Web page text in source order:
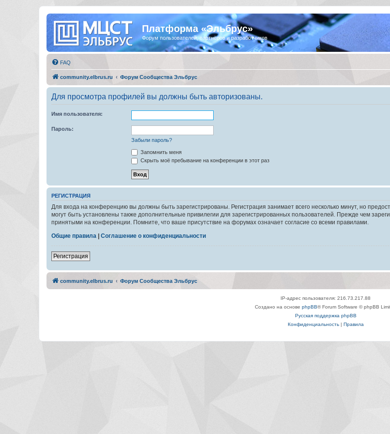
Платформа «Эльбрус»
Форум пользователей, партнёров и разработчиков
FAQ
community.elbrus.ru Форум Сообщества Эльбрус
Для просмотра профилей вы должны быть авторизованы.
Имя пользователя:
Пароль:
Забыли пароль?
Запомнить меня
Скрыть моё пребывание на конференции в этот раз
РЕГИСТРАЦИЯ
Для входа на конференцию вы должны быть зарегистрированы. Регистрация занимает всего несколько минут, но
могут быть установлены также дополнительные привилегии для зарегистрированных пользователей. Прежде чем
принятыми на конференции. Помните, что ваше присутствие на форумах означает согласие со всеми правилами.
Общие правила
Соглашение о конфиденциальности
Регистрация
community.elbrus.ru Форум Сообщества Эльбрус
IP-адрес пользователя: 216.73.217.88
Создано на основе phpBB® Forum Software © phpBB
Русская поддержка phpBB
Конфиденциальность| Правила